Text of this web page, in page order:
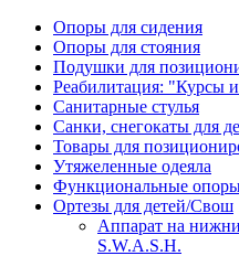
Опоры для сидения
Опоры для стояния
Подушки для
Реабилитация: "Курсы
Санитарные стулья
Санки, снегокаты для
Товары для
Утяжеленные одеяла
Функциональные
Ортезы для детей/Свош
Аппарат на
S.W.A.S.H.